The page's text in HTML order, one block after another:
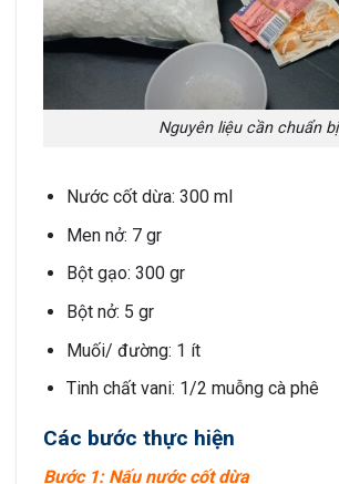
Nguyên liệu cần chuẩn bị
Nước cốt dừa: 300 ml
Men nở: 7 gr
Bột gạo: 300 gr
Bột nở: 5 gr
Muối/ đường: 1 ít
Tinh chất vani: 1/2 muỗng cà phê
Các bước thực hiện
Bước 1: Nấu nước cốt dừa